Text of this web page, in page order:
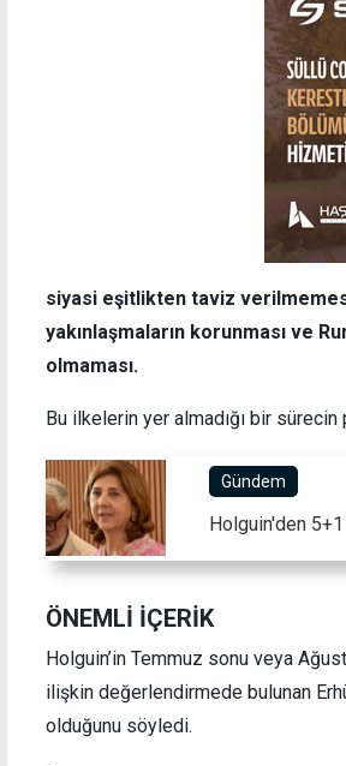
siyasi eşitlikten taviz
yakınlaşmaların korunması ve
olmaması.
Bu ilkelerin yer almadığı bir sürecin
Gündem
Holguin'den
ÖNEMLİ İÇERİK
Holguin’in Temmuz sonu veya
ilişkin değerlendirmede bulunan
olduğunu söyledi.